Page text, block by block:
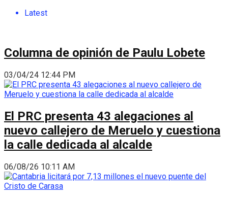
Latest
Columna de opinión de Paulu Lobete
03/04/24 12:44 PM
El PRC presenta 43 alegaciones al
nuevo callejero de Meruelo y cuestiona
la calle dedicada al alcalde
06/08/26 10:11 AM